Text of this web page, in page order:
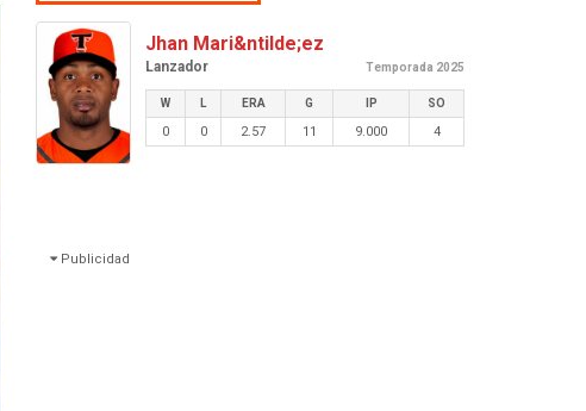
Jhan Mari&ntilde;ez
Lanzador Temporada 2025
W L ERA G IP SO
0 0 2.57 11 9.000 4
Publicidad